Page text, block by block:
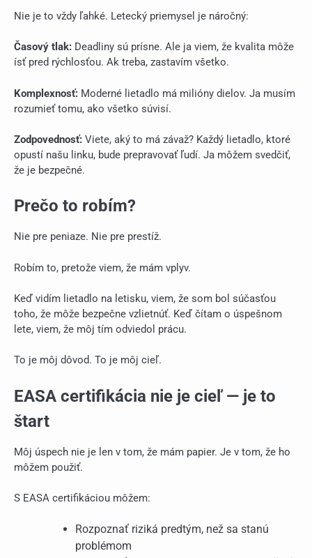
Nie je to vždy ľahké. Letecký priemysel je náročný:
Časový tlak: Deadliny sú prísne. Ale ja viem, že kvalita môže
ísť pred rýchlosťou. Ak treba, zastavím všetko.
Komplexnosť: Moderné lietadlo má milióny dielov. Ja musím
rozumieť tomu, ako všetko súvisí.
Zodpovednosť: Viete, aký to má závaž? Každý lietadlo, ktoré
opustí našu linku, bude prepravovať ľudí. Ja môžem svedčiť,
že je bezpečné.
Prečo to robím?
Nie pre peniaze. Nie pre prestíž.
Robím to, pretože viem, že mám vplyv.
Keď vidím lietadlo na letisku, viem, že som bol súčasťou
toho, že môže bezpečne vzlietnúť. Keď čítam o úspešnom
lete, viem, že môj tím odviedol prácu.
To je môj dôvod. To je môj cieľ.
EASA certifikácia nie je cieľ — je to
štart
Môj úspech nie je len v tom, že mám papier. Je v tom, že ho
môžem použiť.
S EASA certifikáciou môžem:
Rozpoznať riziká predtým, než sa stanú
problémom